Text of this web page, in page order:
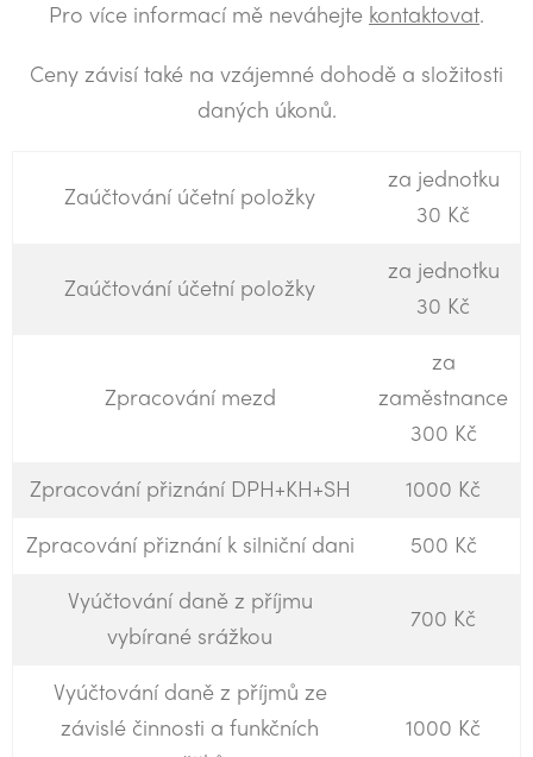
Pro více informací mě neváhejte kontaktovat.
Ceny závisí také na vzájemné dohodě a složitosti
daných úkonů.
Zaúčtování účetní položky
za jednotku
30 Kč
Zaúčtování účetní položky
za jednotku
30 Kč
Zpracování mezd
za
zaměstnance
300 Kč
Zpracování přiznání DPH+KH+SH
1000 Kč
Zpracování přiznání k silniční dani
500 Kč
Vyúčtování daně z příjmu
vybírané srážkou
700 Kč
Vyúčtování daně z příjmů ze
závislé činnosti a funkčních
1000 Kč